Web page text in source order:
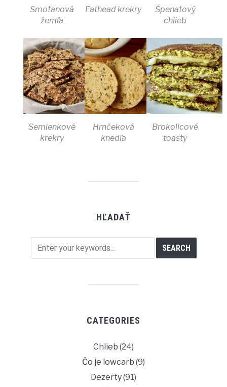
Smotanová
žemľa
Fathead krekry
Špenatový
chlieb
Semienkové
krekry
Hrnčeková
knedľa
Brokolicové
toasty
HĽADAŤ
CATEGORIES
Chlieb (24)
Čo je lowcarb (9)
Dezerty(91)